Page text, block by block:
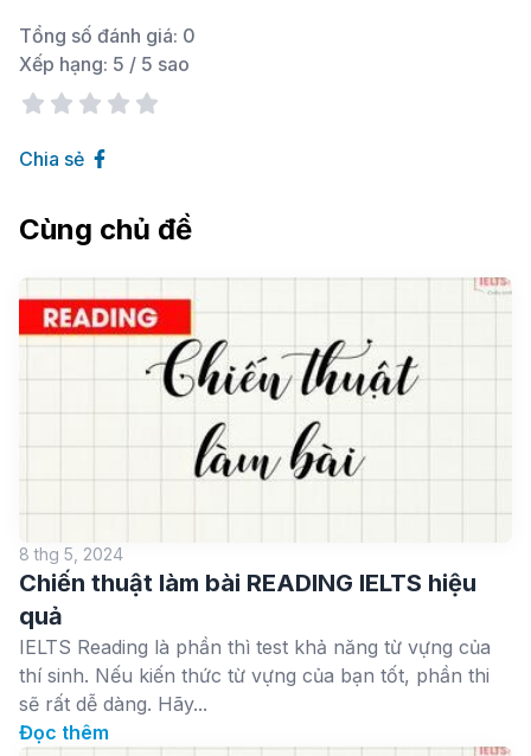
Tổng số đánh giá: 0
Xếp hạng: 5 / 5 sao
Chia sẻ
Cùng chủ đề
8 thg 5, 2024
Chiến thuật làm bài READING IELTS hiệu
quả
IELTS Reading là phần thì test khả năng từ vựng của
thí sinh. Nếu kiến thức từ vựng của bạn tốt, phần thi
sẽ rất dễ dàng. Hãy...
Đọc thêm